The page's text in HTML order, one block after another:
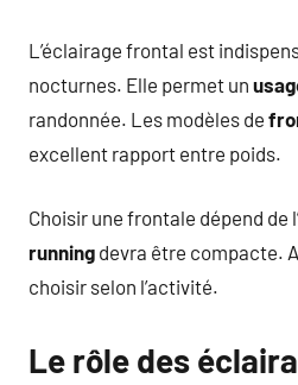
L’éclairage frontal est
nocturnes. Elle permet un
randonnée. Les modèles de
excellent rapport entre poids.
Choisir une frontale dépend de
running devra être compacte.
choisir selon l’activité.
Le rôle des